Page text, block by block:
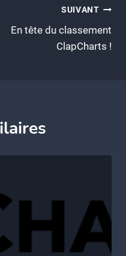
SUIVANT
En tête du classement
ClapCharts !